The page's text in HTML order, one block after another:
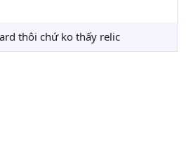
thôi chứ ko thấy relic